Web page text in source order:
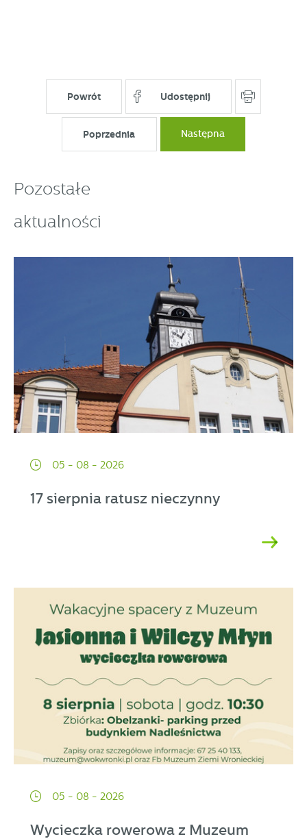
Powrót Udostępnij
Poprzednia Następna
Pozostałe
aktualności
05 - 08 - 2026
17 sierpnia ratusz nieczynny
05 - 08 - 2026
Wycieczka rowerowa z Muzeum